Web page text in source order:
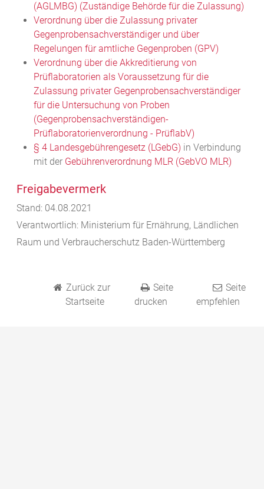
(AGLMBG) (Zuständige Behörde für die Zulassung)
Verordnung über die Zulassung privater
Gegenprobensachverständiger und über
Regelungen für amtliche Gegenproben (GPV)
Verordnung über die Akkreditierung von
Prüflaboratorien als Voraussetzung für die
Zulassung privater Gegenprobensachverständiger
für die Untersuchung von Proben
(Gegenprobensachverständigen-
Prüflaboratorienverordnung - PrüflabV)
§ 4 Landesgebührengesetz (LGebG) in Verbindung
mit der Gebührenverordnung MLR (GebVO MLR)
Freigabevermerk
Stand: 04.08.2021
Verantwortlich: Ministerium für Ernährung, Ländlichen
Raum und Verbraucherschutz Baden-Württemberg
Zurück zur
Startseite
Seite
drucken
Seite
empfehlen